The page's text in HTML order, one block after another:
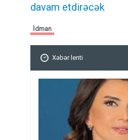
davam etdirəcək
İdman
Xəbər lenti